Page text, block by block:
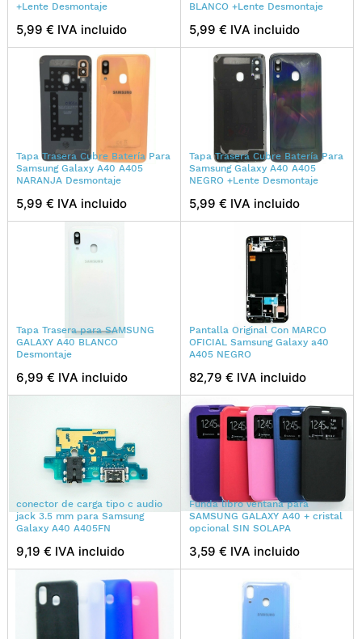
+Lente Desmontaje
5,99 € IVA incluido
BLANCO +Lente Desmontaje
5,99 € IVA incluido
Tapa Trasera Cubre Batería Para
Samsung Galaxy A40 A405
NARANJA Desmontaje
5,99 € IVA incluido
Tapa Trasera Cubre Batería Para
Samsung Galaxy A40 A405
NEGRO +Lente Desmontaje
5,99 € IVA incluido
Tapa Trasera para SAMSUNG
GALAXY A40 BLANCO
Desmontaje
6,99 € IVA incluido
Pantalla Original Con MARCO
OFICIAL Samsung Galaxy a40
A405 NEGRO
82,79 € IVA incluido
conector de carga tipo c audio
jack 3.5 mm para Samsung
Galaxy A40 A405FN
9,19 € IVA incluido
Funda libro ventana para
SAMSUNG GALAXY A40 + cristal
opcional SIN SOLAPA
3,59 € IVA incluido